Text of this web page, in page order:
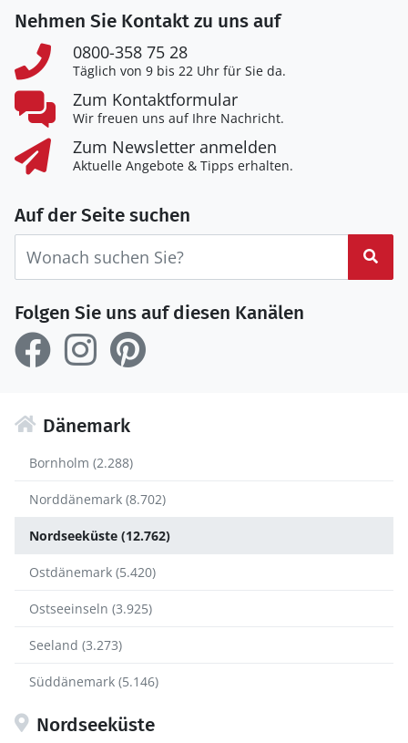
Nehmen Sie Kontakt zu uns auf
0800-358 75 28
Täglich von 9 bis 22 Uhr für Sie da.
Zum Kontaktformular
Wir freuen uns auf Ihre Nachricht.
Zum Newsletter anmelden
Aktuelle Angebote & Tipps erhalten.
Auf der Seite suchen
Folgen Sie uns auf diesen Kanälen
Dänemark
Bornholm (2.288)
Norddänemark (8.702)
Nordseeküste (12.762)
Ostdänemark (5.420)
Ostseeinseln (3.925)
Seeland (3.273)
Süddänemark (5.146)
Nordseeküste